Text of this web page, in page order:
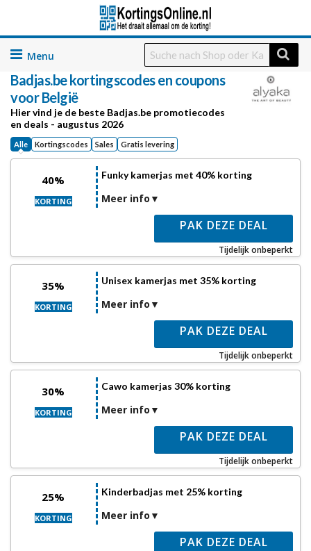
Skip
content
Badjas.be kortingscodes en coupons
voor België
Hier vind je de beste Badjas.be promotiecodes
en deals - augustus 2026
Alle Kortingscodes Sales Gratis levering
40%
KORTING
Funky kamerjas met 40% korting
Meer info
PAK DEZE DEAL
Tijdelijk onbeperkt
35%
KORTING
Unisex kamerjas met 35% korting
Meer info
PAK DEZE DEAL
Tijdelijk onbeperkt
30%
KORTING
Cawo kamerjas 30% korting
Meer info
PAK DEZE DEAL
Tijdelijk onbeperkt
25%
KORTING
Kinderbadjas met 25% korting
Meer info
PAK DEZE DEAL